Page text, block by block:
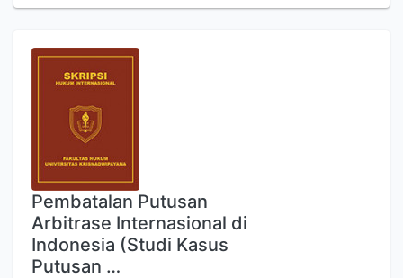
Pembatalan Putusan
Arbitrase Internasional di
Indonesia (Studi Kasus
Putusan …